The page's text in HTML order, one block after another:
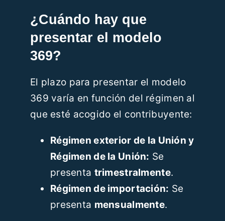
¿Cuándo hay que
presentar el modelo
369?
El plazo para presentar el modelo
369 varía en función del régimen al
que esté acogido el contribuyente:
Régimen exterior de la Unión y
Régimen de la Unión: Se
presenta trimestralmente.
Régimen de importación: Se
presenta mensualmente.